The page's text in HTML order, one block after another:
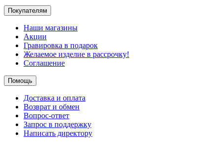
Покупателям
Наши магазины
Акции
Гравировка в подарок
Желаемое изделие в рассрочку!
Соглашение
Помощь
Доставка и оплата
Возврат и обмен
Вопрос-ответ
Запрос в поддержку
Написать директору